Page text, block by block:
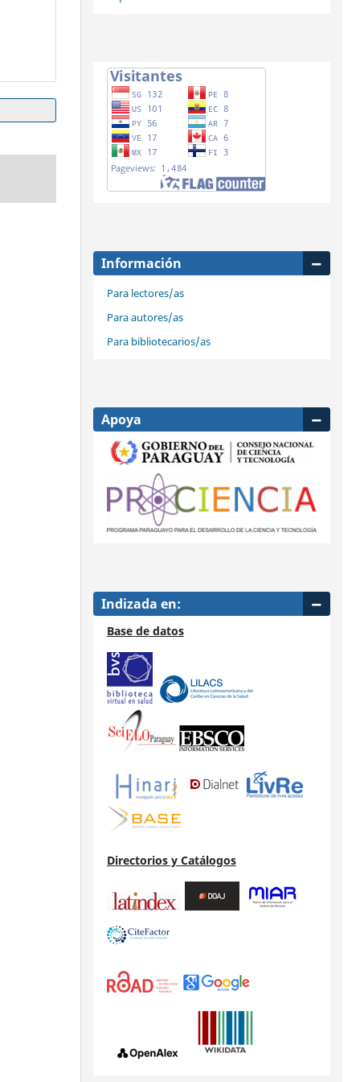
Información
Para lectores/as
Para autores/as
Para bibliotecarios/as
Apoya
Indizada en:
Base de datos
Directorios y Catálogos